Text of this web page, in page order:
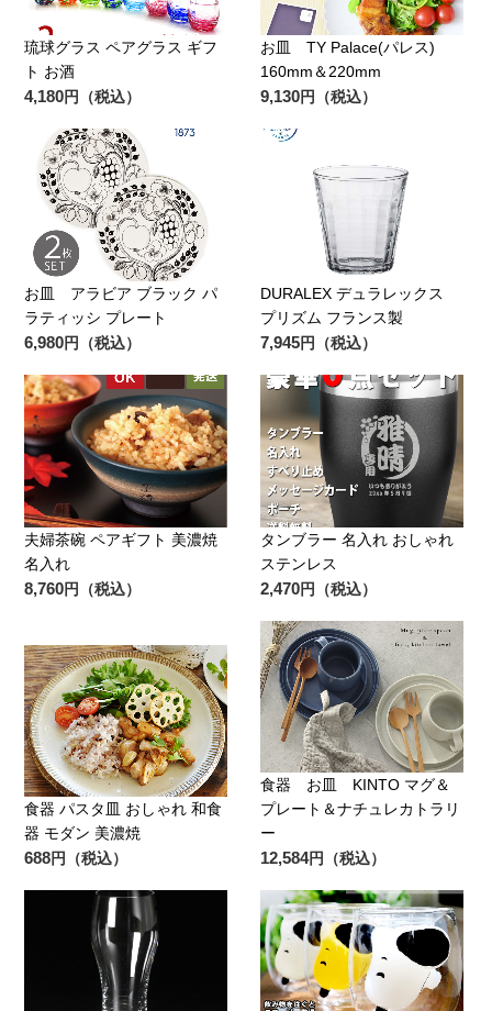
琉球グラス ペアグラス ギフ
ト お酒
4,180円（税込）
お皿 TY Palace(パレス)
160mm＆220mm
9,130円（税込）
お皿 アラビア ブラック パ
ラティッシ プレート
6,980円（税込）
DURALEX デュラレックス
プリズム フランス製
7,945円（税込）
夫婦茶碗 ペアギフト 美濃焼
名入れ
8,760円（税込）
タンブラー 名入れ おしゃれ
ステンレス
2,470円（税込）
食器 パスタ皿 おしゃれ 和食
器 モダン 美濃焼
688円（税込）
食器 お皿 KINTO マグ＆
プレート＆ナチュレカトラリ
ー
12,584円（税込）